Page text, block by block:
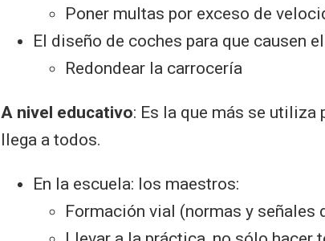
Poner multas por exceso de
El diseño de coches para que causen
Redondear la carrocería
A nivel educativo: Es la que más se utiliza
llega a todos.
En la escuela: los maestros:
Formación vial (normas y señales